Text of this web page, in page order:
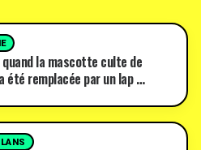
quand la mascotte culte de
été remplacée par un lap …